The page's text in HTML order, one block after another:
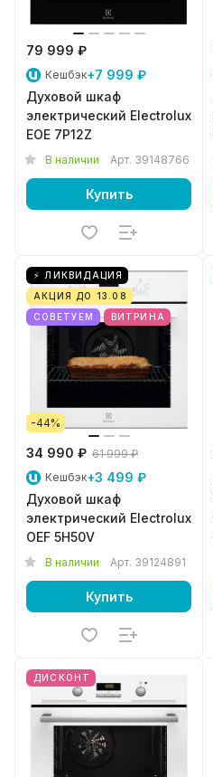
79 999 ₽
Кешбэк+7 999 ₽
Духовой шкаф
электрический Electrolux
EOE 7P12Z
В наличии Арт. 39148766
Купить
⚡ ЛИКВИДАЦИЯ
АКЦИЯ ДО 13.08
СОВЕТУЕМ
ВИТРИНА
-44%
34 990 ₽ 61 999 ₽
Кешбэк+3 499 ₽
Духовой шкаф
электрический Electrolux
OEF 5H50V
В наличии Арт. 39124891
Купить
ДИСКОНТ